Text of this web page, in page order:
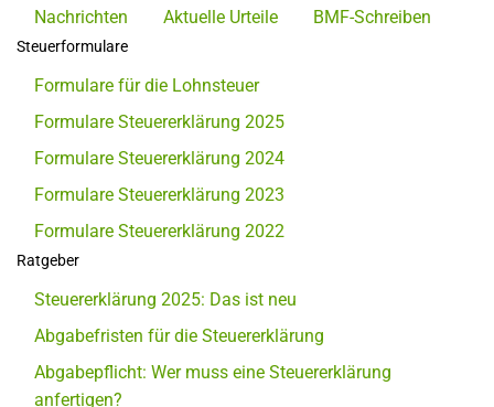
Nachrichten Aktuelle Urteile BMF-Schreiben
Steuerformulare
Formulare für die Lohnsteuer
Formulare Steuererklärung 2025
Formulare Steuererklärung 2024
Formulare Steuererklärung 2023
Formulare Steuererklärung 2022
Ratgeber
Steuererklärung 2025: Das ist neu
Abgabefristen für die Steuererklärung
Abgabepflicht: Wer muss eine Steuererklärung
anfertigen?